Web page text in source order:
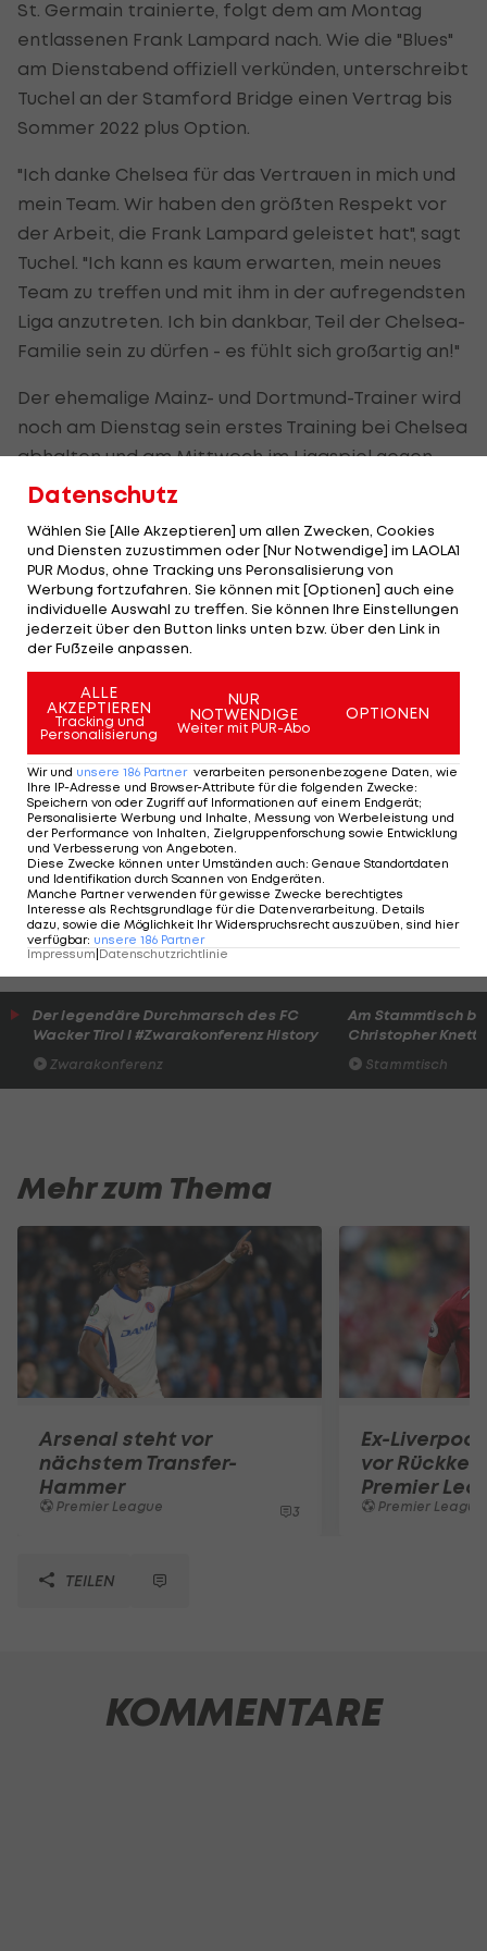
St. Germain trainierte, folgt dem am Montag
entlassenen Frank Lampard nach. Wie die "Blues"
am Dienstabend offiziell verkünden, unterschreibt
Tuchel an der Stamford Bridge einen Vertrag bis
Sommer 2022 plus Option.
"Ich danke Chelsea für das Vertrauen in mich und
mein Team. Wir haben den größten Respekt vor
der Arbeit, die Frank Lampard geleistet hat", sagt
Tuchel. "Ich kann es kaum erwarten, mein neues
Team zu treffen und mit ihm in der aufregendsten
Liga anzutreten. Ich bin dankbar, Teil der Chelsea-
Familie sein zu dürfen - es fühlt sich großartig an!"
Der ehemalige Mainz- und Dortmund-Trainer wird
noch am Dienstag sein erstes Training bei Chelsea
abhalten und am Mittwoch im Ligaspiel gegen
Wolverhampton sein Debüt feiern.
Chelsea ist nach zuletzt nur einem Sieg aus den
vergangenen fünf Partien in der Tabelle auf Rang
neun abgerutscht. Die vor der Saison ganz klar
angepeilten Champions-League-Ränge geraten
immer mehr aus dem Blickfeld.
Tuchel selbst musste erst zu Weihnachten seinen
Posten beiParis Saint-Germainräumen.
Welcome to Chelsea, Thomas
Tuchel! ✍️????
— Chelsea FC (@ChelseaFC)
2021
Der legendäre Durchmarsch des FC
Wacker Tirol I #Zwarakonferenz History
Zwarakonferenz
Am Stammtisch
Christopher Knett
Stammtisch
Mehr zum Thema
Arsenal steht vor
nächstem Transfer-
Hammer
Premier League 3
Ex-
vor
Premier
Premier League
TEILEN
KOMMENTARE
Datenschutz
Wählen Sie [Alle Akzeptieren] um allen Zwecken, Cookies
und Diensten zuzustimmen oder [Nur Notwendige] im LAOLA1
PUR Modus, ohne Tracking uns Peronsalisierung von
Werbung fortzufahren. Sie können mit [Optionen] auch eine
individuelle Auswahl zu treffen. Sie können Ihre Einstellungen
jederzeit über den Button links unten bzw. über den Link in
der Fußzeile anpassen.
ALLE
AKZEPTIEREN
Tracking und
Personalisierung
NUR
NOTWENDIGE
Weiter mit PUR-Abo
OPTIONEN
Wir und unsere 186 Partner verarbeiten personenbezogene Daten, wie
Ihre IP-Adresse und Browser-Attribute für die folgenden Zwecke:
Speichern von oder Zugriff auf Informationen auf einem Endgerät;
Personalisierte Werbung und Inhalte, Messung von Werbeleistung und
der Performance von Inhalten, Zielgruppenforschung sowie Entwicklung
und Verbesserung von Angeboten
Diese Zwecke können unter Umständen auch: Genaue Standortdaten
und Identifikation durch Scannen von Endgeräten
Manche Partner verwenden für gewisse Zwecke berechtigtes
Interesse als Rechtsgrundlage für die Datenverarbeitung. Details
dazu, sowie die Möglichkeit Ihr Widerspruchsrecht auszuüben, sind hier
verfügbar: unsere 186 Partner
Impressum|Datenschutzrichtlinie